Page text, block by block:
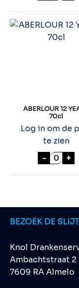
ABERLOUR 12
70cl
Log in om de
te zien
-
+
BEZOEK DE
Knol
Ambachtstraat 2
7609 RA Almelo